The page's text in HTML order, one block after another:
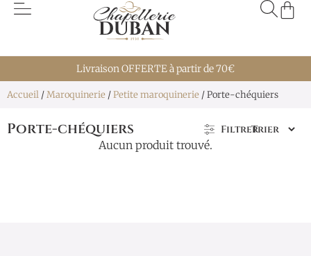
Livraison OFFERTE à partir de 70€
Accueil /Maroquinerie /Petite maroquinerie / Porte-chéquiers
Porte-chéquiers Filtrer
Aucun produit trouvé.